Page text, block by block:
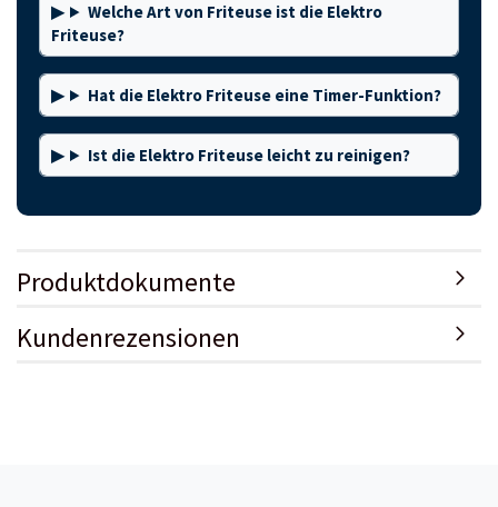
Welche Art von Friteuse ist die Elektro
Friteuse?
Hat die Elektro Friteuse eine Timer-Funktion?
Ist die Elektro Friteuse leicht zu reinigen?
Produktdokumente
Kundenrezensionen